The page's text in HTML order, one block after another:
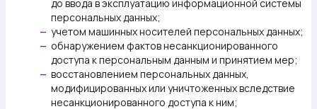
до ввода в эксплуатацию информационной системы
персональных данных;
— учетом машинных носителей персональных данных;
— обнаружением фактов несанкционированного
доступа к персональным данным и принятием мер;
— восстановлением персональных данных,
модифицированных или уничтоженных вследствие
несанкционированного доступа к ним;